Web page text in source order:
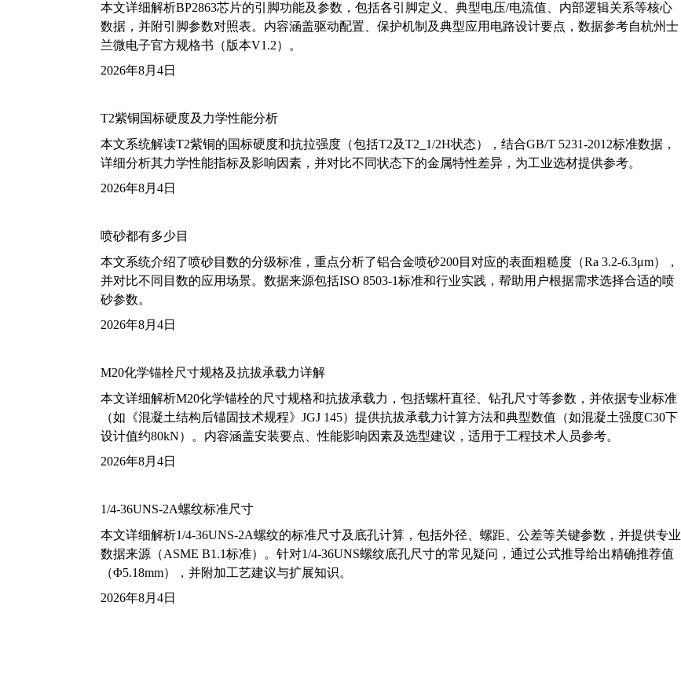
本文详细解析BP2863芯片的引脚功能及参数，包括各引脚定义、典型电压/电流值、内部逻辑关系等核心
数据，并附引脚参数对照表。内容涵盖驱动配置、保护机制及典型应用电路设计要点，数据参考自杭州士
兰微电子官方规格书（版本V1.2）。
2026年8月4日
T2紫铜国标硬度及力学性能分析
本文系统解读T2紫铜的国标硬度和抗拉强度（包括T2及T2_1/2H状态），结合GB/T 5231-2012标准数据，
详细分析其力学性能指标及影响因素，并对比不同状态下的金属特性差异，为工业选材提供参考。
2026年8月4日
喷砂都有多少目
本文系统介绍了喷砂目数的分级标准，重点分析了铝合金喷砂200目对应的表面粗糙度（Ra 3.2-6.3μm），
并对比不同目数的应用场景。数据来源包括ISO 8503-1标准和行业实践，帮助用户根据需求选择合适的喷
砂参数。
2026年8月4日
M20化学锚栓尺寸规格及抗拔承载力详解
本文详细解析M20化学锚栓的尺寸规格和抗拔承载力，包括螺杆直径、钻孔尺寸等参数，并依据专业标准
（如《混凝土结构后锚固技术规程》JGJ 145）提供抗拔承载力计算方法和典型数值（如混凝土强度C30下
设计值约80kN）。内容涵盖安装要点、性能影响因素及选型建议，适用于工程技术人员参考。
2026年8月4日
1/4-36UNS-2A螺纹标准尺寸
本文详细解析1/4-36UNS-2A螺纹的标准尺寸及底孔计算，包括外径、螺距、公差等关键参数，并提供专业
数据来源（ASME B1.1标准）。针对1/4-36UNS螺纹底孔尺寸的常见疑问，通过公式推导给出精确推荐值
（Φ5.18mm），并附加工艺建议与扩展知识。
2026年8月4日